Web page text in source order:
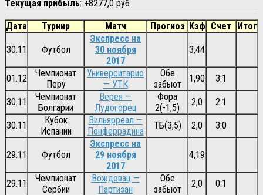
Текущая прибыль: +8277,0 руб
Дата Турнир Матч Прогноз Кэф Счет Итог
30.11 Футбол
Экспресс на
30 ноября
2017
3,44
01.12
Чемпионат
Перу
Университарио
— УТК
Обе
забьют
1,90 3:1
30.11
Чемпионат
Болгарии
Верея —
Лудогорец
Фора
2(-1,5)
2,0 2:1
30.11
Кубок
Испании
Вильярреал —
Понферрадина
ТБ(3,5) 2,0 3:0
29.11 Футбол
Экспресс на
29 ноября
2017
4,19
29.11
Чемпионат
Сербии
Вождовац —
Партизан
Обе
забьют
2,0 0:1